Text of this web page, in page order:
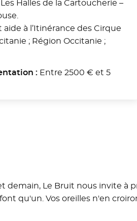
Halles de la Cartoucherie –
à l’Itinérance des Cirque
; Région Occitanie ;
: Entre 2500 € et 5
Le Bruit nous invite à
qu'un. Vos oreilles n'en